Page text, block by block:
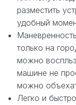
разместить
удобный
Маневренность
только на
можно
машине не
можно
Легко и